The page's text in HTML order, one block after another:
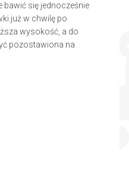
się jednocześnie
już w chwilę po
wysokość, a do
pozostawiona na